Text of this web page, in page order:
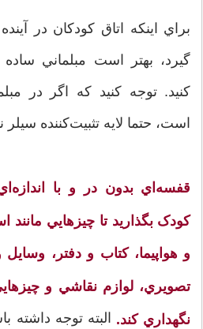
براي اينکه اتاق کودکان در
گيرد، بهتر است مبلماني
كنيد. توجه كنيد كه اگر در
است، حتما لايه تثبيت‌کننده
قفسه‌اي بدون در و با
کودک بگذاريد تا چيزهايي
و هواپيما، کتاب و دفتر،
تصويري، لوازم نقاشي و
نگهداري کند. البته توجه داشته